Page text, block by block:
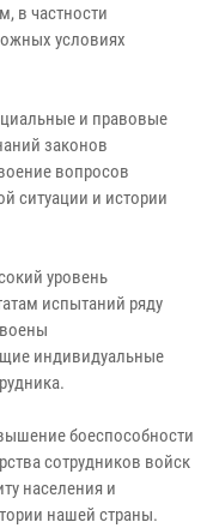
в частности
условиях
и правовые
законов
вопросов
ситуации и истории
уровень
испытаний ряду
индивидуальные
боеспособности
сотрудников войск
населения и
нашей страны.